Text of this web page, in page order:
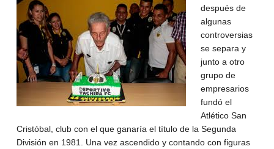
después de
algunas
controversias
se separa y
junto a otro
grupo de
empresarios
fundó el
Atlético San
Cristóbal, club con el que ganaría el título de la Segunda
División en 1981. Una vez ascendido y contando con figuras